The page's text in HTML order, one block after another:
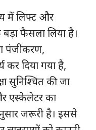
में लिफ्ट और
फैसला लिया है।
पंजीकरण,
कर दिया गया है,
सुनिश्चित की जा
एस्केलेटर का
जरूरी है। इससे